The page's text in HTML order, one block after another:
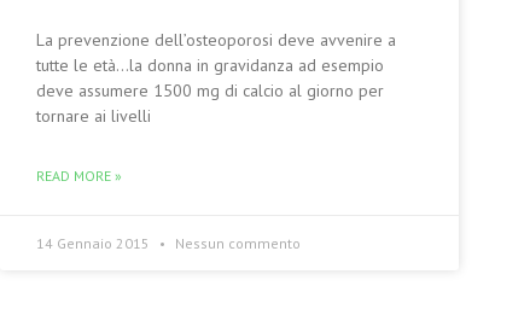
La prevenzione dell’osteoporosi deve avvenire a
tutte le età…la donna in gravidanza ad esempio
deve assumere 1500 mg di calcio al giorno per
tornare ai livelli
READ MORE »
14 Gennaio 2015 Nessun commento